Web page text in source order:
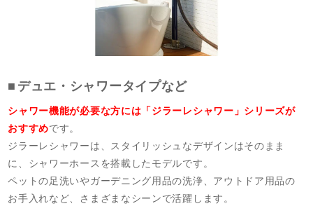
デュエ・シャワータイプなど
シャワー機能が必要な方には「ジラーレシャワー」シリーズが
おすすめです。
ジラーレシャワーは、スタイリッシュなデザインはそのまま
に、シャワーホースを搭載したモデルです。
ペットの足洗いやガーデニング用品の洗浄、アウトドア用品の
お手入れなど、さまざまなシーンで活躍します。